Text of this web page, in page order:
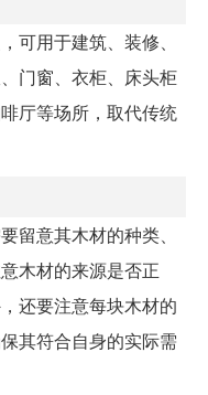
可用于建筑、装修、
门窗、衣柜、床头柜
厅等场所，取代传统
留意其木材的种类、
木材的来源是否正
还要注意每块木材的
其符合自身的实际需